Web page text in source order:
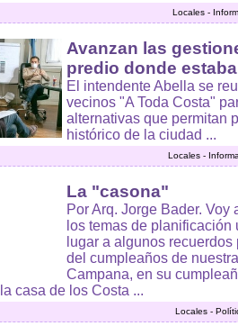
Locales -
Avanzan las
predio donde
El intendente Abella se
vecinos "A Toda Costa"
alternativas que permitan
histórico de la ciudad ...
Locales -
La "casona"
Por Arq. Jorge Bader.
los temas de
lugar a algunos
del cumpleaños de
Campana, en su
casa de los Costa ...
Locales -